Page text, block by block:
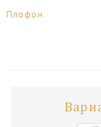
Плафон